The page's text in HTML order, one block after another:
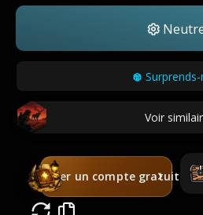
Voir
Créer un compte gratuit